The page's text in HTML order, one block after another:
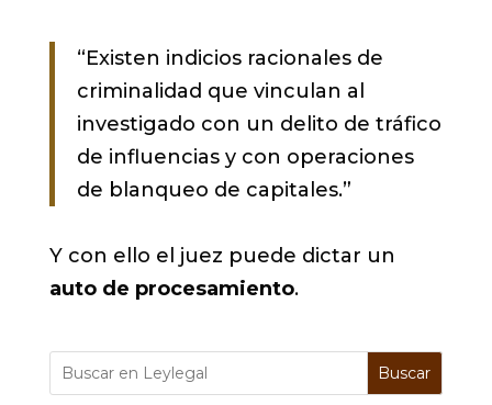
“Existen indicios racionales de
criminalidad que vinculan al
investigado con un delito de tráfico
de influencias y con operaciones
de blanqueo de capitales.”
Y con ello el juez puede dictar un
auto de procesamiento.
Buscar